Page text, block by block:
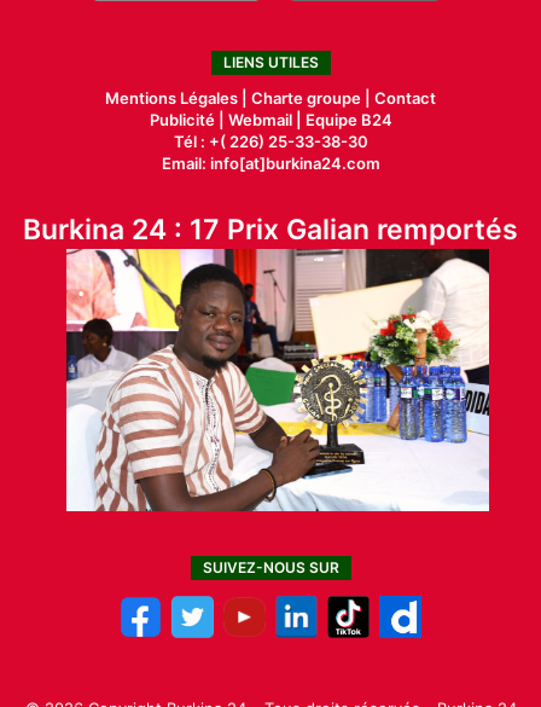
LIENS UTILES
Mentions Légales | Charte groupe | Contact
Publicité| Webmail |
Equipe B24
Tél : +( 226) 25-33-38-30
Email: info[at]burkina24.com
Burkina 24 : 17 Prix Galian remportés
SUIVEZ-NOUS SUR